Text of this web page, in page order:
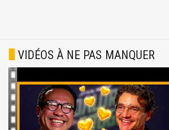
VIDÉOS À NE PAS MANQUER